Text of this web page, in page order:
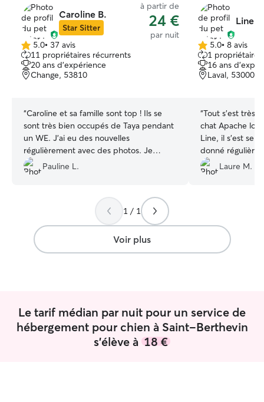
Caroline B.
Star Sitter
à partir de
24 €
par nuit
5.0 étoile(s)
sur
5
5.0• 37 avis
11 propriétaires récurrents
20 ans d'expérience
Change, 53810
“Caroline et sa famille sont top ! Ils se
sont très bien occupés de Taya pendant
un WE. J'ai eu des nouvelles
régulièrement avec des photos. Je
recommande donc Caroline !
Pauline L.
Line
5.0 étoile(s)
sur
5
5.0• 8 avis
1 propriétaire
16 ans
Laval, 53000
“Tout s’est très
chat Apache
Line, il s’est
donné
pendant le
confiance. Je la
Laure M.
1 / 1
Voir plus
Le tarif médian par nuit pour un service de
hébergement pour chien à Saint-Berthevin
s'élève à 18 €